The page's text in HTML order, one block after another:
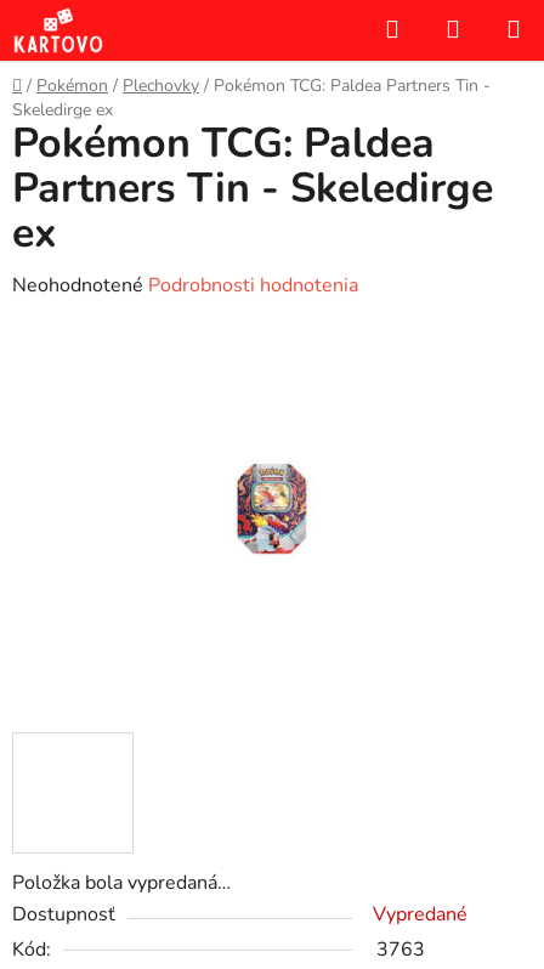
Prejsť
na
obsah
Hľadať
KOŠÍK
Domov
/ Pokémon / Plechovky / Pokémon TCG: Paldea Partners Tin -
Skeledirge ex
Položka bola vypredaná…
Dostupnosť
Vypredané
Kód:
3763
Pokémon TCG: Paldea
Partners Tin - Skeledirge
ex
Priemerné
Neohodnotené Podrobnosti hodnotenia